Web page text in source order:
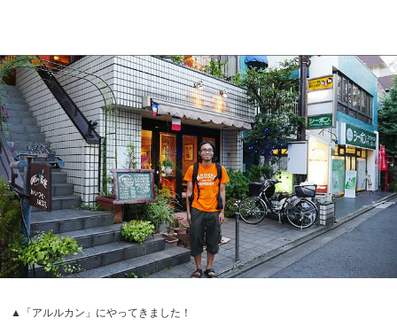
▲「アルルカン」にやってきました！